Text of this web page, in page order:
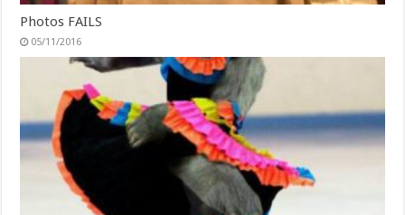
Photos FAILS
05/11/2016